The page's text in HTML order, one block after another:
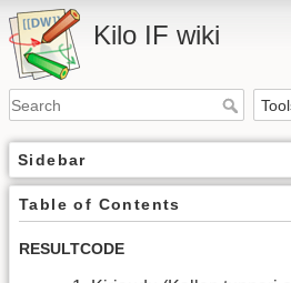
Kilo IF wiki
Sidebar
Table of Contents
RESULTCODE